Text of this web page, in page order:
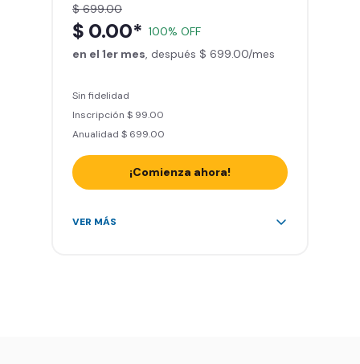
Smart Fit GO (entrenamientos en
línea) en la app
Acceso a todas las áreas de peso
$ 699.00
$ 0.00* 100% OFF
en el 1er mes , después $ 699.00/mes
Sin fidelidad
Inscripción $ 99.00
Anualidad $ 699.00
¡Comienza ahora!
Acceso ilimitado a + 2.000
VER MÁS